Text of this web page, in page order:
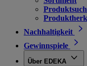
Nachhaltigkeit
Gewinnspiele
Über EDEKA